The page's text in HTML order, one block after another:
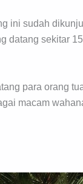
ini sudah
datang sekitar
para orang
macam